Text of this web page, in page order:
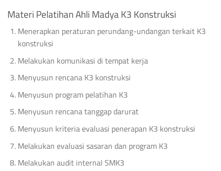
Materi Pelatihan Ahli Madya K3 Konstruksi
Menerapkan peraturan perundang-undangan terkait K3
konstruksi
Melakukan komunikasi di tempat kerja
Menyusun rencana K3 konstruksi
Menyusun program pelatihan K3
Menyusun rencana tanggap darurat
Menyusun kriteria evaluasi penerapan K3 konstruksi
Melakukan evaluasi sasaran dan program K3
Melakukan audit internal SMK3